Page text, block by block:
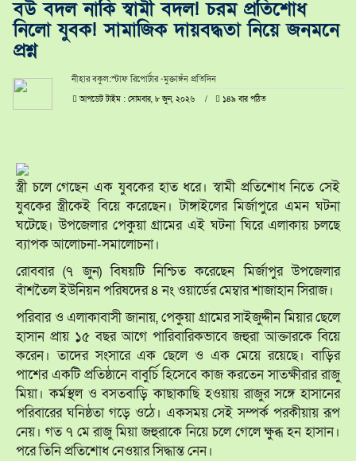
বউ বদল নাকি স্বামী বদল! চরম প্রতিশোধ
নিলো যুবক! সামাজিক দায়বদ্ধতা নিয়ে জনমনে
প্রশ্ন
নীহার বকুল:স্টাফ রিপোর্টার -মুক্তাঙ্গঁন প্রতিদিন
আপডেট টাইম : সোমবার, ৮ জুন, ২০২৬ ১৪৯ বার পঠিত
স্ত্রী চলে গেছেন এক যুবকের হাত ধরে। স্বামী প্রতিশোধ নিতে সেই
যুবকের স্ত্রীকেই বিয়ে করেছেন। টাঙ্গাইলের মির্জাপুরে এমন ঘটনা
ঘটেছে। উপজেলার পেকুয়া গ্রামের এই ঘটনা ঘিরে এলাকায় চলছে
ব্যাপক আলোচনা-সমালোচনা।
রোববার (৭ জুন) বিষয়টি নিশ্চিত করেছেন মির্জাপুর উপজেলার
বাঁশতৈল ইউনিয়ন পরিষদের ৪ নং ওয়ার্ডের মেম্বার শাজাহান সিরাজ।
পরিবার ও এলাকাবাসী জানায়, পেকুয়া গ্রামের সাইজুদ্দীন মিয়ার ছেলে
হাসান প্রায় ১৫ বছর আগে পারিবারিকভাবে জহুরা আক্তারকে বিয়ে
করেন। তাদের সংসারে এক ছেলে ও এক মেয়ে রয়েছে। বাড়ির
পাশের একটি প্রতিষ্ঠানে বাবুর্চি হিসেবে কাজ করতেন সাতক্ষীরার রাজু
মিয়া। কর্মস্থল ও বসতবাড়ি কাছাকাছি হওয়ায় রাজুর সঙ্গে হাসানের
পরিবারের ঘনিষ্ঠতা গড়ে ওঠে। একসময় সেই সম্পর্ক পরকীয়ায় রূপ
নেয়। গত ৭ মে রাজু মিয়া জহুরাকে নিয়ে চলে গেলে ক্ষুব্ধ হন হাসান।
পরে তিনি প্রতিশোধ নেওয়ার সিদ্ধান্ত নেন।